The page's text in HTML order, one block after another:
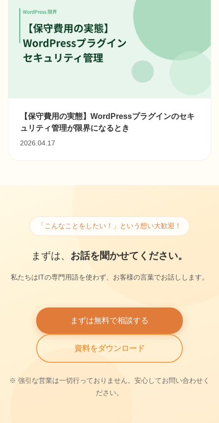
【保守費用の実態】WordPressプラグインのセキ
ュリティ管理が限界になるとき
2026.04.17
「こんなことをしたい！」という想い大歓迎！
まずは、 お話を聞かせてください。
私たちはITの専門用語を使わず、お客様の言葉でお話しします。
まずは無料で相談する
資料をダウンロード
※ 強引な営業は一切行っておりません。安心してお問い合わせく
ださい。